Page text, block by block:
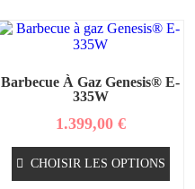
Barbecue À Gaz Genesis® E-
335W
1.399,00 €
CHOISIR LES OPTIONS